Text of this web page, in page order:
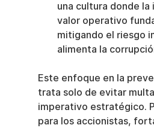
una cultura donde la
valor operativo
mitigando el riesgo
alimenta la
Este enfoque en la
trata solo de evitar
imperativo estratégico.
para los accionistas,